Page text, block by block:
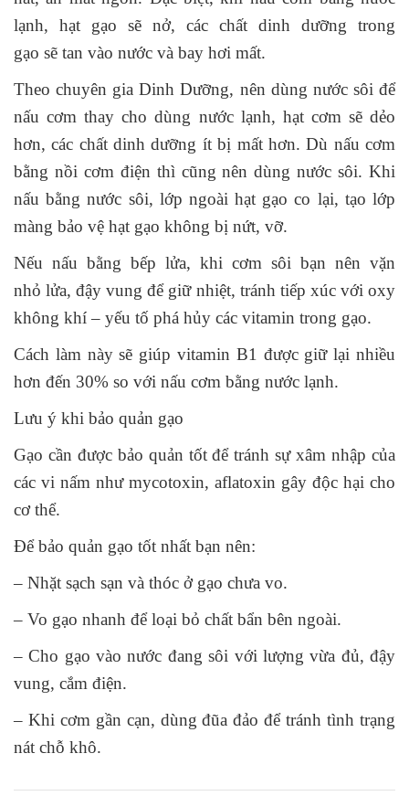
lạnh, hạt gạo sẽ nở, các chất dinh dưỡng trong
gạo sẽ tan vào nước và bay hơi mất.
Theo chuyên gia Dinh Dưỡng, nên dùng nước sôi để
nấu cơm thay cho dùng nước lạnh, hạt cơm sẽ dẻo
hơn, các chất dinh dưỡng ít bị mất hơn. Dù nấu cơm
bằng nồi cơm điện thì cũng nên dùng nước sôi. Khi
nấu bằng nước sôi, lớp ngoài hạt gạo co lại, tạo lớp
màng bảo vệ hạt gạo không bị nứt, vỡ.
Nếu nấu bằng bếp lửa, khi cơm sôi bạn nên vặn
nhỏ lửa, đậy vung để giữ nhiệt, tránh tiếp xúc với oxy
không khí – yếu tố phá hủy các vitamin trong gạo.
Cách làm này sẽ giúp vitamin B1 được giữ lại nhiều
hơn đến 30% so với nấu cơm bằng nước lạnh.
Lưu ý khi bảo quản gạo
Gạo cần được bảo quản tốt để tránh sự xâm nhập của
các vi nấm như mycotoxin, aflatoxin gây độc hại cho
cơ thể.
Để bảo quản gạo tốt nhất bạn nên:
– Nhặt sạch sạn và thóc ở gạo chưa vo.
– Vo gạo nhanh để loại bỏ chất bẩn bên ngoài.
– Cho gạo vào nước đang sôi với lượng vừa đủ, đậy
vung, cắm điện.
– Khi cơm gần cạn, dùng đũa đảo để tránh tình trạng
nát chỗ khô.